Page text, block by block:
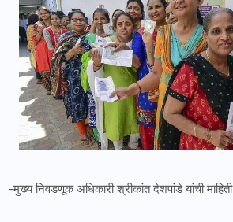
-मुख्य निवडणूक अधिकारी श्रीकांत देशपांडे यांची माहिती